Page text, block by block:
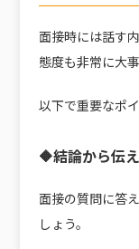
面接時には話す
態度も非常に大事
以下で重要なポ
🔶結論から伝
面接の質問に答
しょう。